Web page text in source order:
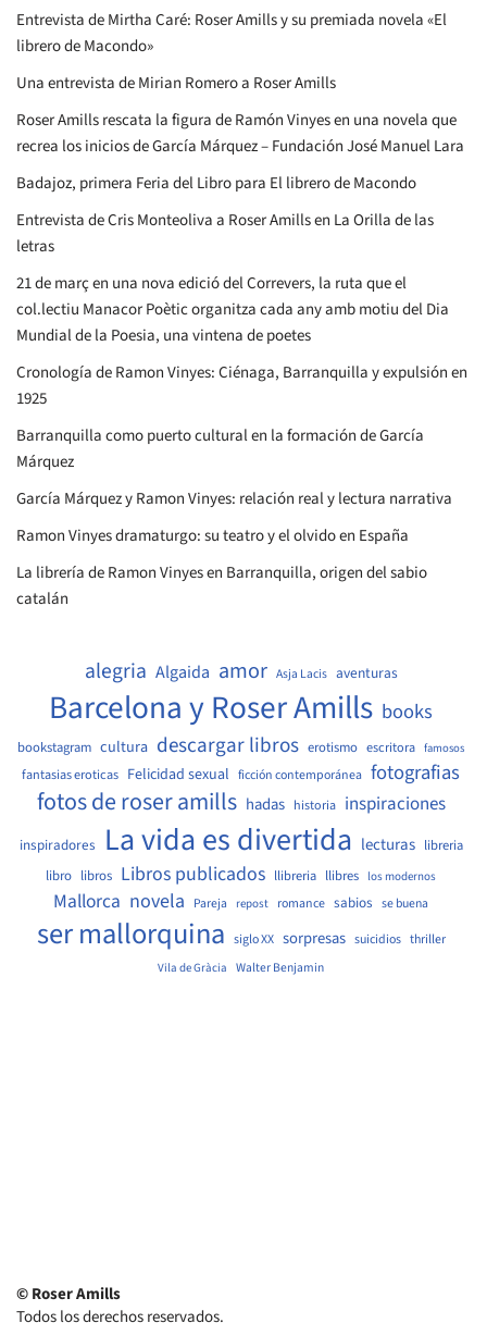
Entrevista de Mirtha Caré: Roser Amills y su premiada novela «El
librero de Macondo»
Una entrevista de Mirian Romero a Roser Amills
Roser Amills rescata la figura de Ramón Vinyes en una novela que
recrea los inicios de García Márquez – Fundación José Manuel Lara
Badajoz, primera Feria del Libro para El librero de Macondo
Entrevista de Cris Monteoliva a Roser Amills en La Orilla de las
letras
21 de març en una nova edició del Correvers, la ruta que el
col.lectiu Manacor Poètic organitza cada any amb motiu del Dia
Mundial de la Poesia, una vintena de poetes
Cronología de Ramon Vinyes: Ciénaga, Barranquilla y expulsión en
1925
Barranquilla como puerto cultural en la formación de García
Márquez
García Márquez y Ramon Vinyes: relación real y lectura narrativa
Ramon Vinyes dramaturgo: su teatro y el olvido en España
La librería de Ramon Vinyes en Barranquilla, origen del sabio
catalán
alegria Algaida amor Asja Lacis aventuras
Barcelona y Roser Amills books
bookstagram cultura descargar libros erotismo escritora famosos
fantasias eroticas Felicidad sexual ficción contemporánea fotografias
fotos de roser amills hadas historia inspiraciones
inspiradores La vida es divertida lecturas libreria
libro libros Libros publicados llibreria llibres los modernos
Mallorca novela Pareja repost romance sabios se buena
ser mallorquina siglo XX sorpresas suicidios thriller
Vila de Gràcia Walter Benjamin
© Roser Amills
Todos los derechos reservados.